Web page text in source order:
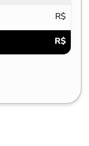
R$
R$